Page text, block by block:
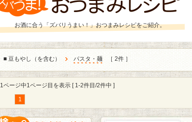
お酒に合う「ズバリうまい！」おつまみレシピをご紹介。
■ 豆もやし（を含む） パスタ・麺 ［ 2件 ］
1ページ中1ページ目を表示 [ 1-2件目/2件中 ]
1